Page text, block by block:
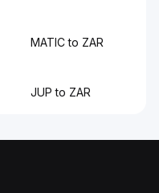
MATIC to ZAR
JUP to ZAR